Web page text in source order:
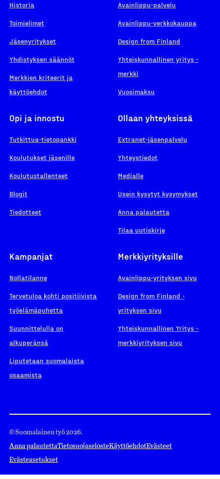
Historia
Toimielimet
Jäsenyritykset
Yhdistyksen säännöt
Merkkien kriteerit ja
käyttöehdot
Avainlippu-palvelu
Avainlippu-verkkokauppa
Design from Finland
Yhteiskunnallinen yritys -
merkki
Vuosimaksu
Opi ja innostu
Tutkittua-tietopankki
Koulutukset jäsenille
Koulutustallenteet
Blogit
Tiedotteet
Ollaan yhteyksissä
Extranet-jäsenpalvelu
Yhteystiedot
Medialle
Usein kysytyt kysymykset
Anna palautetta
Tilaa uutiskirje
Kampanjat
Nollatilanne
Tervetuloa kohti positiivista
työelämäpuhetta
Suunnittelulla on
alkuperänsä
Liputetaan suomalaista
osaamista
Merkkiyrityksille
Avainlippu-yrityksen sivu
Design from Finland -
yrityksen sivu
Yhteiskunnallinen Yritys -
merkkiyrityksen sivu
© Suomalainen työ 2026.
Anna palautettaTietosuojaselosteKäyttöehdotEvästeet
Evästeasetukset